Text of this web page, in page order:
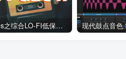
Play Series之综合LO-FI低保真之光 Native Instruments Lo-Fi Glow v2.0.0 KONTAKT